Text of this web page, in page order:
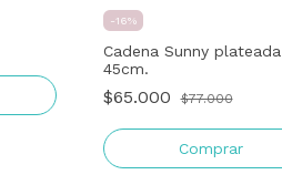
-16%
Cadena Sunny plateada
45cm.
$65.000 $77.000